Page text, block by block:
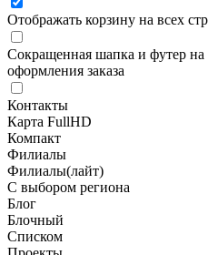
Отображать корзину на всех
Сокращенная шапка и футер на
оформления заказа
Контакты
Карта FullHD
Компакт
Филиалы
Филиалы(лайт)
С выбором региона
Блог
Блочный
Списком